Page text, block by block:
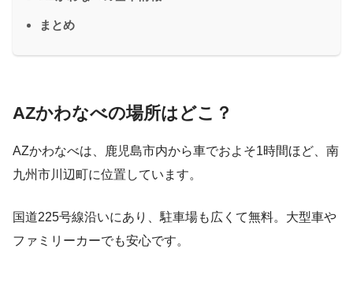
まとめ
AZかわなべの場所はどこ？
AZかわなべは、鹿児島市内から車でおよそ1時間ほど、南
九州市川辺町に位置しています。
国道225号線沿いにあり、駐車場も広くて無料。大型車や
ファミリーカーでも安心です。